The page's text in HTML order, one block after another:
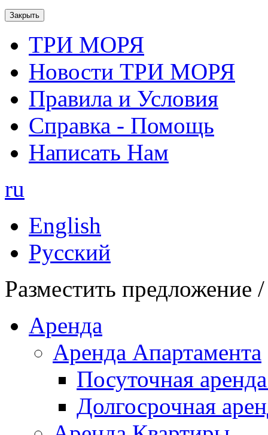
Закрыть
ТРИ МОРЯ
Новости ТРИ МОРЯ
Правила и Условия
Справка - Помощь
Написать Нам
ru
English
Русский
Разместить предложение
Аренда
Аренда Апартамента
Посуточная
Долгосрочная